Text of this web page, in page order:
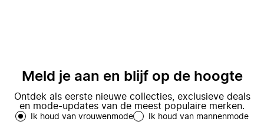
Meld je aan en blijf op de hoogte
Ontdek als eerste nieuwe collecties, exclusieve deals
en mode-updates van de meest populaire merken.
Ik houd van vrouwenmode Ik houd van mannenmode